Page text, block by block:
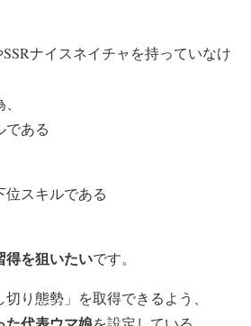
ナイスネイチャを持っていなけ
である
位スキルである
得を狙いたいです。
切り態勢」を取得できるよう、